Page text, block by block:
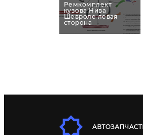
Ремкомплект
кузова Нива
Шевроле левая
сторона